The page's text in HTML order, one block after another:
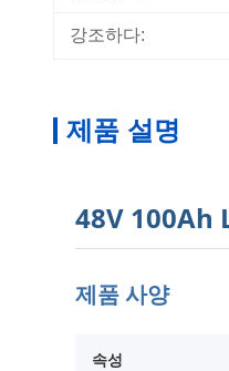
강조하다:
제품 설명
48V 100Ah
제품 사양
속성